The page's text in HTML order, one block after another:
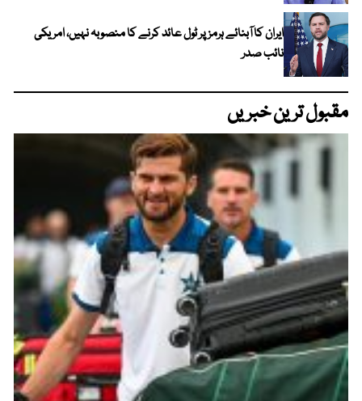
ایران کا آبنائے ہرمز پر ٹول عائد کرنے کا منصوبہ نہیں، امریکی
نائب صدر
مقبول ترین خبریں